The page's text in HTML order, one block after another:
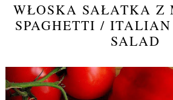
WŁOSKA SAŁATKA Z
SPAGHETTI / ITALIAN
SALAD